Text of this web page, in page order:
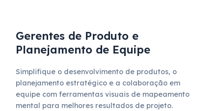
Gerentes de Produto e
Planejamento de Equipe
Simplifique o desenvolvimento de produtos, o
planejamento estratégico e a colaboração em
equipe com ferramentas visuais de mapeamento
mental para melhores resultados de projeto.